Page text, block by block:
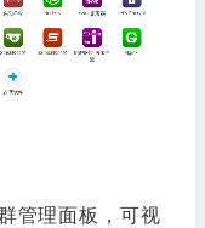
管理面板，可视